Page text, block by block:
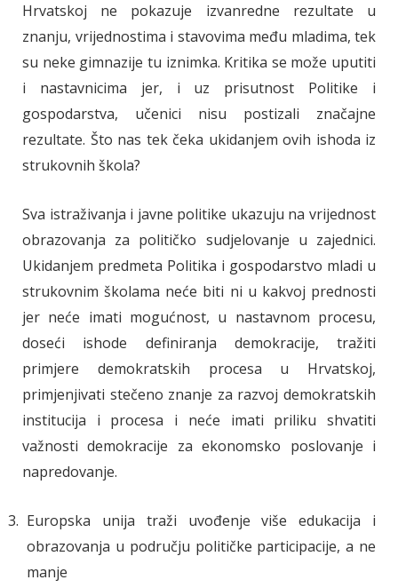
Hrvatskoj ne pokazuje izvanredne rezultate u
znanju, vrijednostima i stavovima među mladima, tek
su neke gimnazije tu iznimka. Kritika se može uputiti
i nastavnicima jer, i uz prisutnost Politike i
gospodarstva, učenici nisu postizali značajne
rezultate. Što nas tek čeka ukidanjem ovih ishoda iz
strukovnih škola?
Sva istraživanja i javne politike ukazuju na vrijednost
obrazovanja za političko sudjelovanje u zajednici.
Ukidanjem predmeta Politika i gospodarstvo mladi u
strukovnim školama neće biti ni u kakvoj prednosti
jer neće imati mogućnost, u nastavnom procesu,
doseći ishode definiranja demokracije, tražiti
primjere demokratskih procesa u Hrvatskoj,
primjenjivati stečeno znanje za razvoj demokratskih
institucija i procesa i neće imati priliku shvatiti
važnosti demokracije za ekonomsko poslovanje i
napredovanje.
Europska unija traži uvođenje više edukacija i
obrazovanja u području političke participacije, a ne
manje